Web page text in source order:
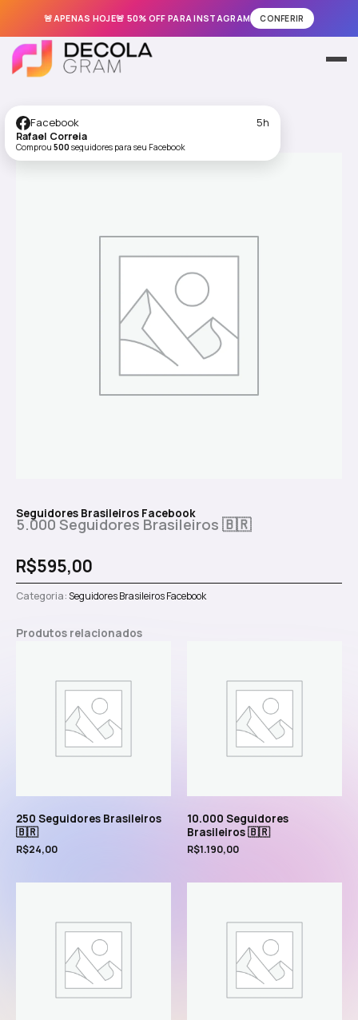
🚨APENAS HOJE🚨 50% OFF PARA INSTAGRAM CONFERIR
Meus Pedidos
Instagram
para
Seguidores Brasileiros Facebook
5.000 Seguidores Brasileiros 🇧🇷
R$595,00
Categoria:Seguidores Brasileiros Facebook
Produtos relacionados
250 Seguidores Brasileiros
🇧🇷
R$24,00
10.000 Seguidores
Brasileiros 🇧🇷
R$1.190,00
Facebook
5h
Rafael Correia
Comprou 500 seguidores para seu Facebook